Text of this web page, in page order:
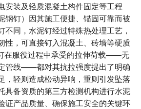
安装及轻质混凝土构件固定等工程
钢钉）因其施工便捷、锚固可靠而被
不同，水泥钉经过特殊热处理工艺，
性，可直接钉入混凝土、砖墙等硬质
在服役过程中承受的拉伸荷载——无
管线——都对其抗拉强度提出了明确
，轻则造成松动异响，重则引发坠落
具备资质的第三方检测机构进行水泥
证产品质量、确保施工安全的关键环